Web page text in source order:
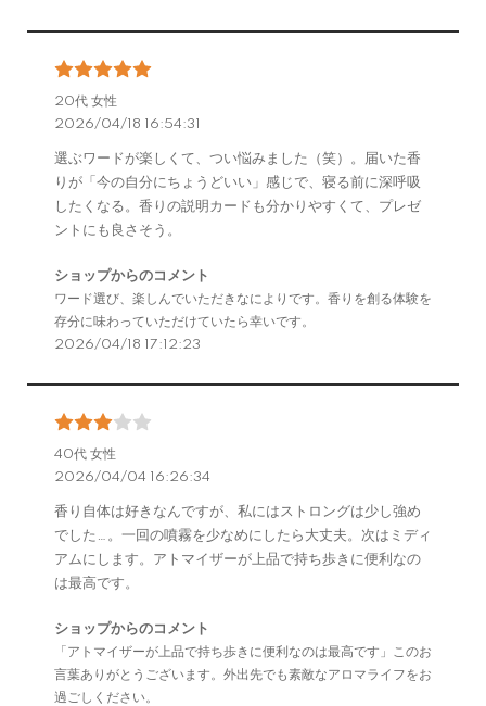
20代 女性
2026/04/18 16:54:31
選ぶワードが楽しくて、つい悩みました（笑）。届いた香
りが「今の自分にちょうどいい」感じで、寝る前に深呼吸
したくなる。香りの説明カードも分かりやすくて、プレゼ
ントにも良さそう。
ショップからのコメント
ワード選び、楽しんでいただきなによりです。香りを創る体験を
存分に味わっていただけていたら幸いです。
2026/04/18 17:12:23
40代 女性
2026/04/04 16:26:34
香り自体は好きなんですが、私にはストロングは少し強め
でした…。一回の噴霧を少なめにしたら大丈夫。次はミディ
アムにします。アトマイザーが上品で持ち歩きに便利なの
は最高です。
ショップからのコメント
「アトマイザーが上品で持ち歩きに便利なのは最高です」このお
言葉ありがとうございます。外出先でも素敵なアロマライフをお
過ごしください。